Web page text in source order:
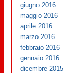
giugno 2016
maggio 2016
aprile 2016
marzo 2016
febbraio 2016
gennaio 2016
dicembre 2015